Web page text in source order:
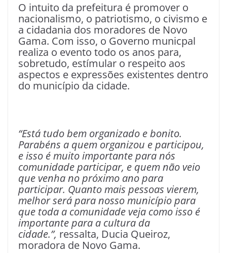
O intuito da prefeitura é promover o
nacionalismo, o patriotismo, o civismo e
a cidadania dos moradores de Novo
Gama. Com isso, o Governo municpal
realiza o evento todo os anos para,
sobretudo, estímular o respeito aos
aspectos e expressões existentes dentro
do município da cidade.
“Está tudo bem organizado e bonito.
Parabéns a quem organizou e participou,
e isso é muito importante para nós
comunidade participar, e quem não veio
que venha no próximo ano para
participar. Quanto mais pessoas vierem,
melhor será para nosso município para
que toda a comunidade veja como isso é
importante para a cultura da
cidade.”, ressalta, Ducia Queiroz,
moradora de Novo Gama.